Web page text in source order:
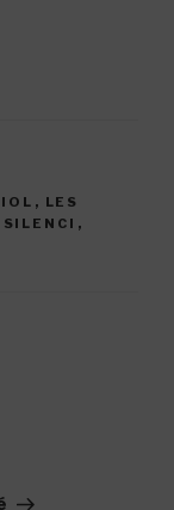
, LES
SILENCI ,